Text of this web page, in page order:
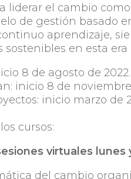
liderar el cambio
de gestión basado
aprendizaje,
sostenibles en esta
8 de agosto de 2022.
inicio 8 de
inicio marzo de
cursos:
virtuales
del cambio